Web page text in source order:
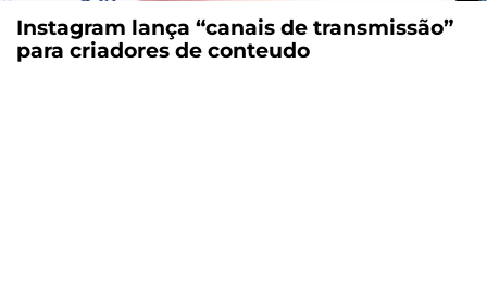
Instagram lança “canais de transmissão”
para criadores de conteudo